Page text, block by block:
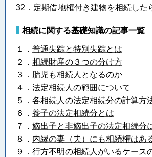
32． 定期借地権付き建物を相続した
相続に関する基礎知識の記事一覧
１． 普通失踪と特別失踪とは
２． 相続財産の３つの分け方
３． 胎児も相続人となるのか
４． 法定相続人の範囲について
５． 各相続人の法定相続分の計算方
６． 養子の法定相続分とは
７． 嫡出子と非嫡出子の法定相続分
８． 内縁の妻（夫）にも相続権はあ
９． 行方不明の相続人がいるケース